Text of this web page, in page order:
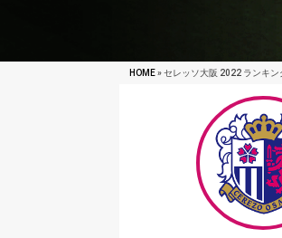
HOME» セレッソ大阪 2022 ランキン